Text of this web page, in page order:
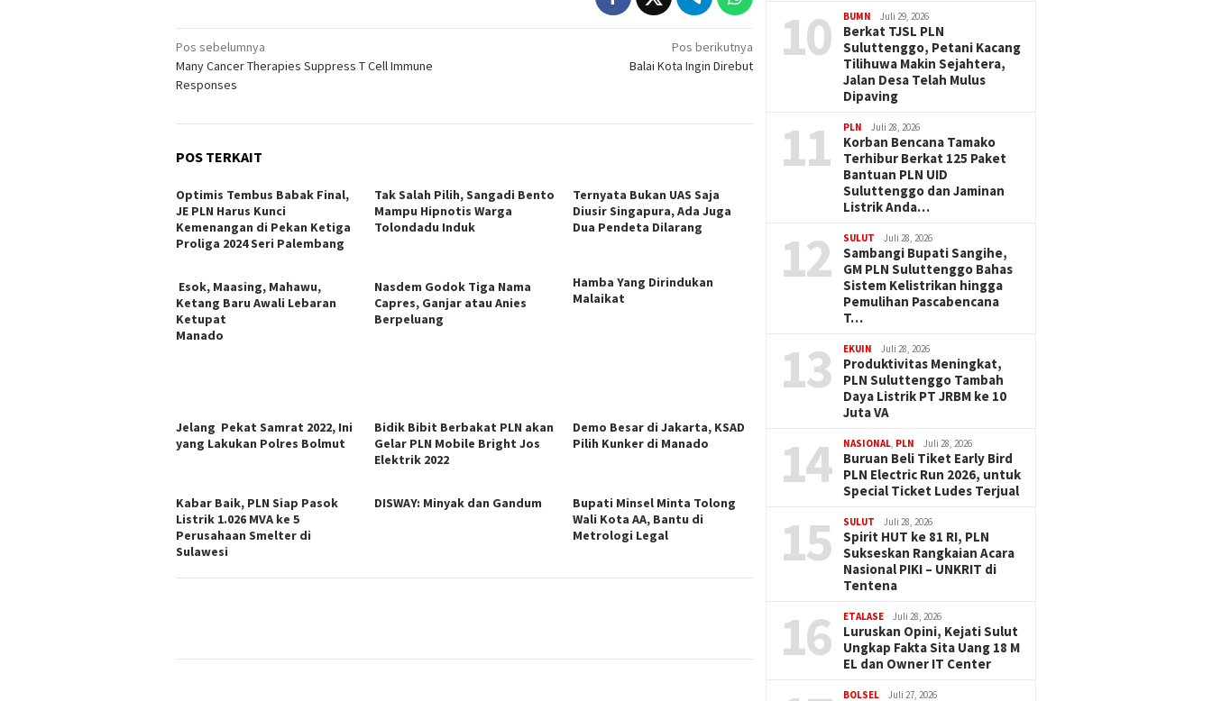
Navigasi
pos
Pos sebelumnya
Many Cancer Therapies Suppress T Cell Immune
Responses
Pos berikutnya
Balai Kota Ingin Direbut
POS TERKAIT
Optimis Tembus Babak Final,
JE PLN Harus Kunci
Kemenangan di Pekan Ketiga
Proliga 2024 Seri Palembang
Tak Salah Pilih, Sangadi Bento
Mampu Hipnotis Warga
Tolondadu Induk
Ternyata Bukan UAS Saja
Diusir Singapura, Ada Juga
Dua Pendeta Dilarang
Esok, Maasing, Mahawu,
Ketang Baru Awali Lebaran
Ketupat
Manado
Nasdem Godok Tiga Nama
Capres, Ganjar atau Anies
Berpeluang
Hamba Yang Dirindukan
Malaikat
Jelang Pekat Samrat 2022, Ini
yang Lakukan Polres Bolmut
Bidik Bibit Berbakat PLN akan
Gelar PLN Mobile Bright Jos
Elektrik 2022
Demo Besar di Jakarta, KSAD
Pilih Kunker di Manado
Kabar Baik, PLN Siap Pasok
Listrik 1.026 MVA ke 5
Perusahaan Smelter di
Sulawesi
DISWAY: Minyak dan Gandum
Bupati Minsel Minta Tolong
Wali Kota AA, Bantu di
Metrologi Legal
10 BUMN Juli 29, 2026
Berkat TJSL PLN
Suluttenggo, Petani Kacang
Tilihuwa Makin Sejahtera,
Jalan Desa Telah Mulus
Dipaving
11 PLN Juli 28, 2026
Korban Bencana Tamako
Terhibur Berkat 125 Paket
Bantuan PLN UID
Suluttenggo dan Jaminan
Listrik Anda…
12 SULUT Juli 28, 2026
Sambangi Bupati Sangihe,
GM PLN Suluttenggo Bahas
Sistem Kelistrikan hingga
Pemulihan Pascabencana
T…
13 EKUIN Juli 28, 2026
Produktivitas Meningkat,
PLN Suluttenggo Tambah
Daya Listrik PT JRBM ke 10
Juta VA
14 NASIONAL PLN Juli 28, 2026
Buruan Beli Tiket Early Bird
PLN Electric Run 2026, untuk
Special Ticket Ludes Terjual
15 SULUT Juli 28, 2026
Spirit HUT ke 81 RI, PLN
Sukseskan Rangkaian Acara
Nasional PIKI – UNKRIT di
Tentena
16 ETALASE Juli 28, 2026
Luruskan Opini, Kejati Sulut
Ungkap Fakta Sita Uang 18 M
EL dan Owner IT Center
BOLSEL Juli 27, 2026